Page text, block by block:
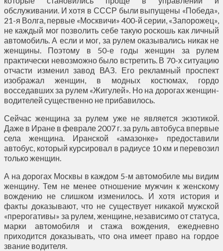
обслуживании. И хотя в СССР были выпущены «Победа»,
21-я Волга, первые «Москвичи» 400-й серии, «Запорожец»,
не каждый мог позволить себе такую роскошь как личный
автомобиль. А если и мог, за рулем оказывались никак не
женщины. Поэтому в 50-е годы женщин за рулем
практически невозможно было встретить. В 70-х ситуацию
отчасти изменил завод ВАЗ. Его рекламный проспект
изображал женщин, в модных костюмах, гордо
восседавших за рулем «Жигулей». Но на дорогах женщин-
водителей существенно не прибавилось.
Сейчас женщина за рулем уже не является экзотикой.
Даже в Иране в феврале 2007 г. за руль автобуса впервые
села женщина. Иранской «амазонке» предоставили
автобус, который курсировал в радиусе 10 км и перевозил
только женщин.
А на дорогах Москвы в каждом 5-м автомобиле мы видим
женщину. Тем не менее отношение мужчин к женскому
вождению не слишком изменилось. И хотя история и
факты доказывают, что не существует никакой мужской
«прерогативы» за рулем, женщине, независимо от статуса,
марки автомобиля и стажа вождения, ежедневно
приходится доказывать, что она имеет право на гордое
звание водителя.